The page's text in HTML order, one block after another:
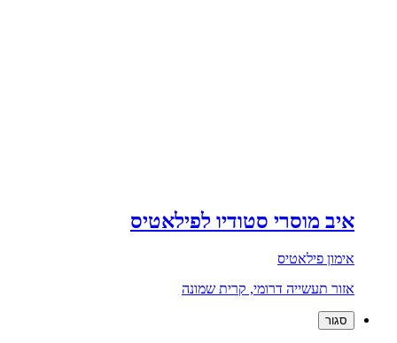
איב מוסרי סטודיו לפילאטיס
אימון פילאטיס
אזור תעשייה דרומי, קרית שמונה
סגור